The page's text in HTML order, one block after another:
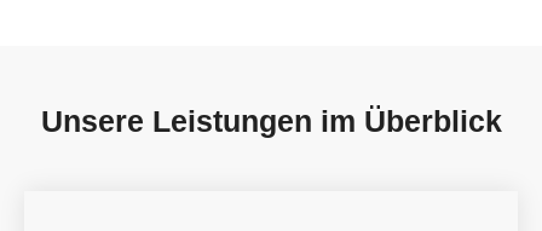
Unsere Leistungen im Überblick